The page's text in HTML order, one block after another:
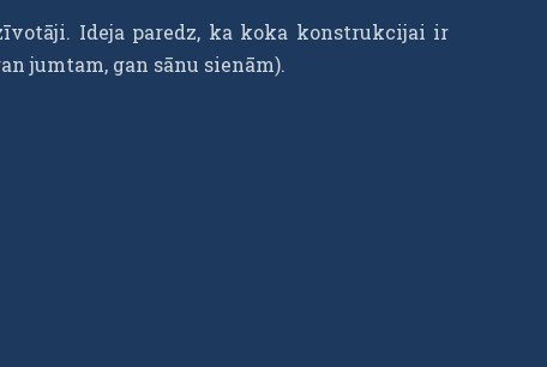
Ideja paredz, ka koka konstrukcijai ir
jumtam, gan sānu sienām).